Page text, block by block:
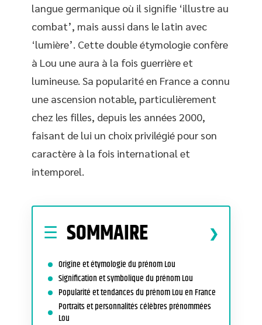
langue germanique où il signifie ‘illustre au
combat’, mais aussi dans le latin avec
‘lumière’. Cette double étymologie confère
à Lou une aura à la fois guerrière et
lumineuse. Sa popularité en France a connu
une ascension notable, particulièrement
chez les filles, depuis les années 2000,
faisant de lui un choix privilégié pour son
caractère à la fois international et
intemporel.
SOMMAIRE
Origine et étymologie du prénom Lou
Signification et symbolique du prénom Lou
Popularité et tendances du prénom Lou en France
Portraits et personnalités célèbres prénommées
Lou